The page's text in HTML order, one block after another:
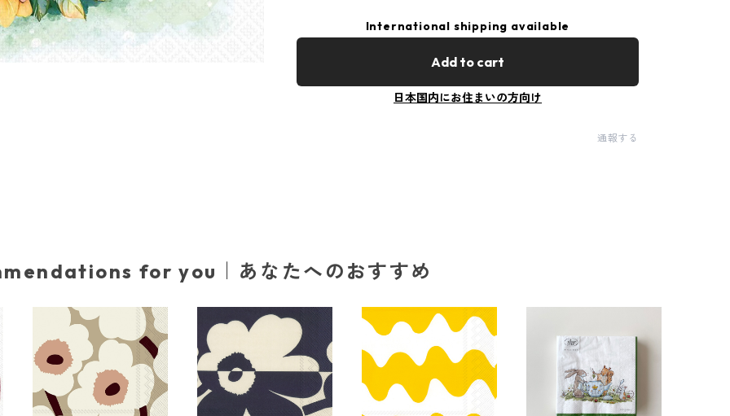
International shipping available
Add to cart
日本国内にお住まいの方向け
通報する
for you｜あなたへのおすすめ